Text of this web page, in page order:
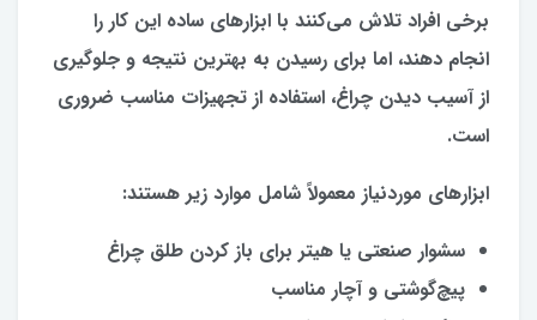
برخی افراد تلاش می‌کنند با ابزارهای ساده این کار را
انجام دهند، اما برای رسیدن به بهترین نتیجه و جلوگیری
از آسیب دیدن چراغ، استفاده از تجهیزات مناسب ضروری
است.
ابزارهای موردنیاز معمولاً شامل موارد زیر هستند:
سشوار صنعتی یا هیتر برای باز کردن طلق چراغ
پیچ‌گوشتی و آچار مناسب